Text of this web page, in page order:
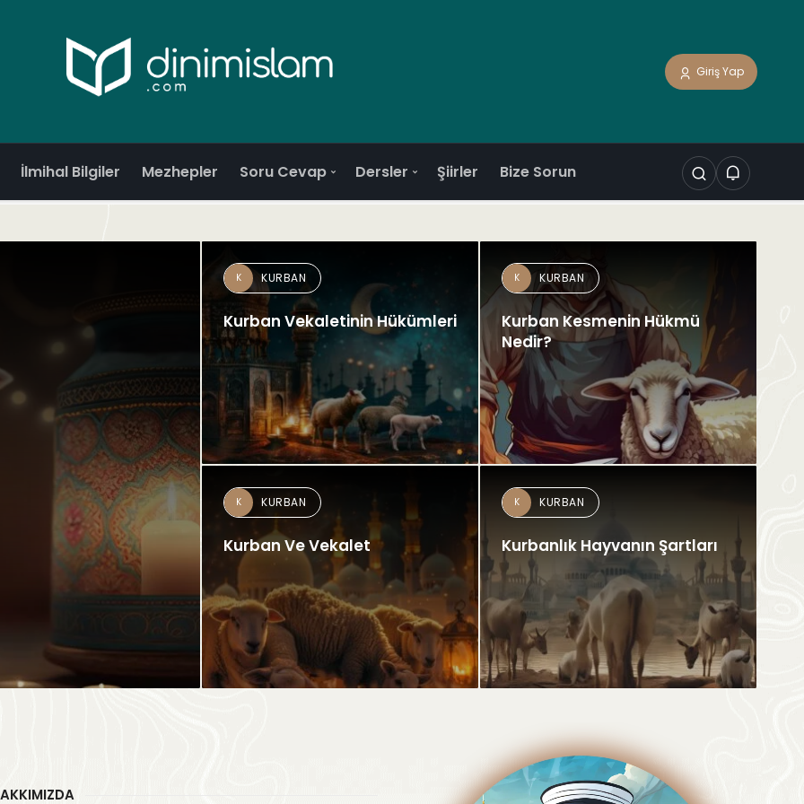
Giriş Yap
İlmihal Bilgiler Mezhepler Soru Cevap Dersler Şiirler Bize Sorun
K KURBAN
Kurban Vekaletinin Hükümleri
K KURBAN
Kurban Kesmenin Hükmü
Nedir?
K KURBAN
Kurban Ve Vekalet
K KURBAN
Kurbanlık Hayvanın Şartları